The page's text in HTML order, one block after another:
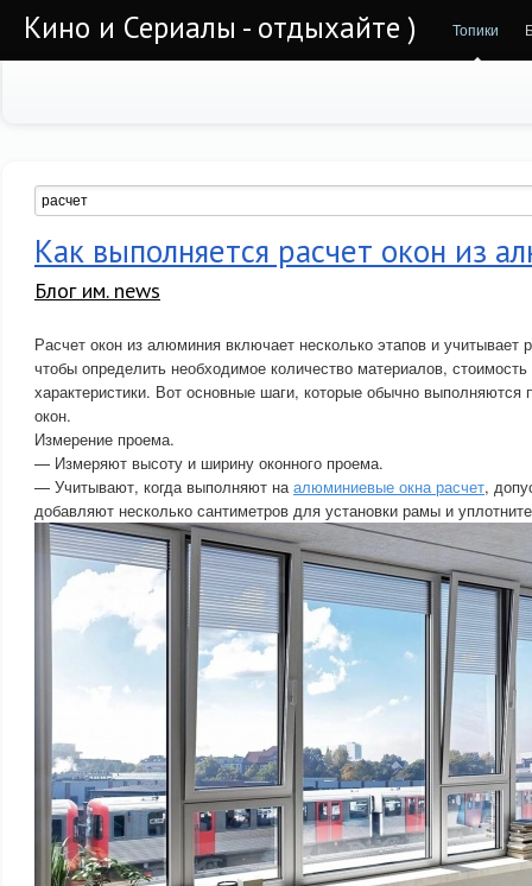
Кино и Сериалы - отдыхайте ) Топики
Как выполняется расчет окон из
Блог им. news
Расчет окон из алюминия включает несколько этапов и учитывает
чтобы определить необходимое количество материалов, стоимость
характеристики. Вот основные шаги, которые обычно
окон.
Измерение проема.
— Измеряют высоту и ширину оконного проема.
— Учитывают, когда выполняют наалюминиевые окна расчет,
добавляют несколько сантиметров для установки рамы и